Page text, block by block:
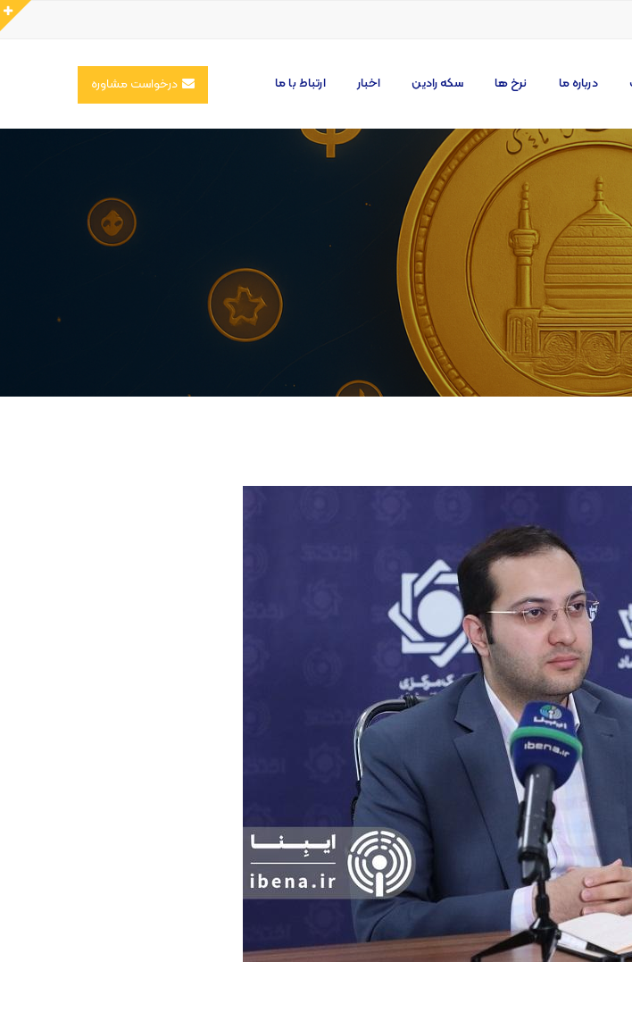
درباره ما نرخ ها سکه رادین اخبار ارتباط با ما درخواست مشاوره